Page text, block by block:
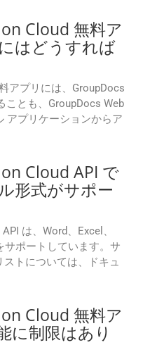
Cloud 無料ア
はどうすれば
アプリには、GroupDocs
ことも、GroupDocs Web
アプリケーションからア
Cloud API で
形式がサポー
は、Word、Excel、
サポートしています。サ
トについては、ドキュ
Cloud 無料ア
に制限はあり